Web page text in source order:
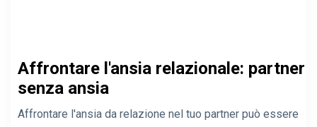
Affrontare l'ansia relazionale: partner
senza ansia
Affrontare l'ansia da relazione nel tuo partner può essere